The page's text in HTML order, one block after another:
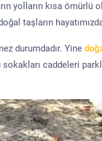
yolların kısa
taşların
durumdadır. Yine
caddeleri